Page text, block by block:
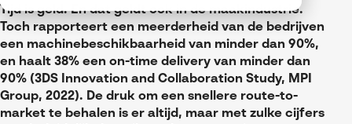
AI in SOLIDWORKS Design
Cloud services gratis activeren
SOLIDWORKS Design Ultimate
CATIA
3DEXPERIENCE
nTopology
DriveWorks
DELMIA
SOLIDWORKS CAM
Databeheer & PLM
SOLIDWORKS PDM
Visiativ PLM
ENOVIA
Virtueel testen
3DEXPERIENCE Cloud Simulation
SOLIDWORKS Simulation
Consultancy diensten
Meer
Cloudmigratie
3DEXPERIENCE trainingen
Trainingskalender
Helpdesk
My Visiativ Login
Onderhoudscontract SOLIDWORKS
Download SOLIDWORKS 2025
Over Visiativ
Ons bedrijf
Werken bij Visiativ
Nieuws
Contact
Tijd is geld. En dat geldt ook in de maakindustrie.
Toch rapporteert een meerderheid van de bedrijven
een machinebeschikbaarheid van minder dan 90%,
en haalt 38% een on-time delivery van minder dan
90% (3DS Innovation and Collaboration Study, MPI
Group, 2022). De druk om een snellere route-to-
market te behalen is er altijd, maar met zulke cijfers